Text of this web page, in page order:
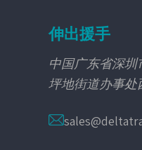
伸出援手
中国广东省深圳
坪地街道办事处